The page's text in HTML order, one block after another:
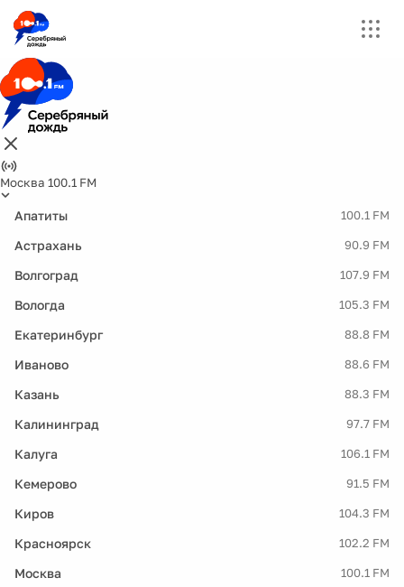
Москва 100.1 FM
Апатиты 100.1 FM
Астрахань 90.9 FM
Волгоград 107.9 FM
Вологда 105.3 FM
Екатеринбург 88.8 FM
Иваново 88.6 FM
Казань 88.3 FM
Калининград 97.7 FM
Калуга 106.1 FM
Кемерово 91.5 FM
Киров 104.3 FM
Красноярск 102.2 FM
Москва 100.1 FM